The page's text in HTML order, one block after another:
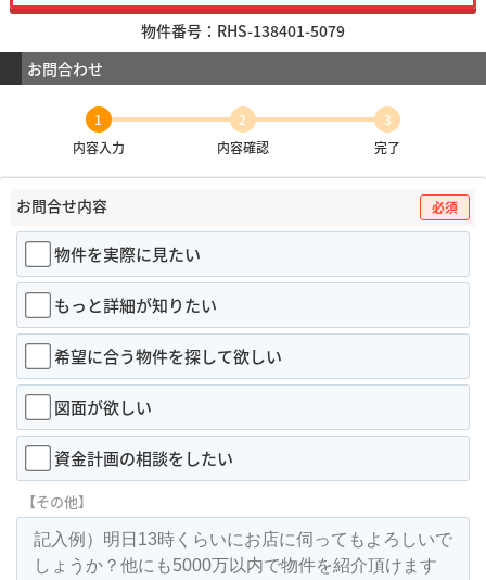
物件番号：RHS-138401-5079
お問合わせ
1
内容入力
2
内容確認
3
完了
お問合せ内容 必須
物件を実際に見たい
もっと詳細が知りたい
希望に合う物件を探して欲しい
図面が欲しい
資金計画の相談をしたい
【その他】